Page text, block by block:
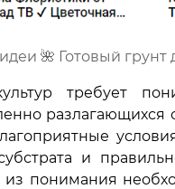
🌺 Готовый
требует
разлагающихся
и
из понимания